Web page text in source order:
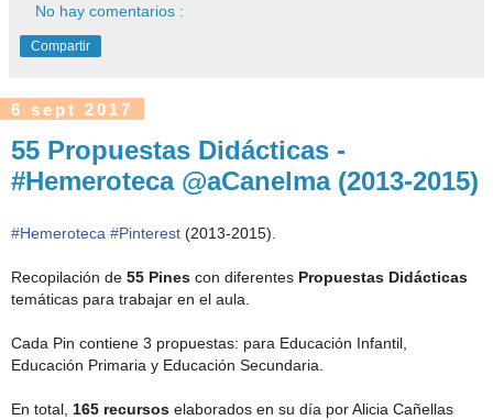
No hay comentarios :
Compartir
6 sept 2017
55 Propuestas Didácticas -
#Hemeroteca @aCanelma (2013-2015)
#Hemeroteca #Pinterest (2013-2015).
Recopilación de 55 Pines con diferentes Propuestas Didácticas
temáticas para trabajar en el aula.
Cada Pin contiene 3 propuestas: para Educación Infantil,
Educación Primaria y Educación Secundaria.
En total, 165 recursos elaborados en su día por Alicia Cañellas